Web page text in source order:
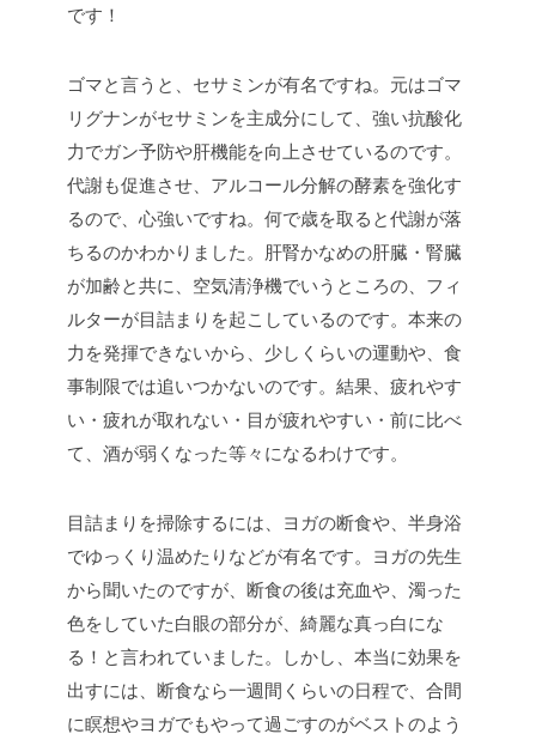
です！
ゴマと言うと、セサミンが有名ですね。元はゴマ
リグナンがセサミンを主成分にして、強い抗酸化
力でガン予防や肝機能を向上させているのです。
代謝も促進させ、アルコール分解の酵素を強化す
るので、心強いですね。何で歳を取ると代謝が落
ちるのかわかりました。肝腎かなめの肝臓・腎臓
が加齢と共に、空気清浄機でいうところの、フィ
ルターが目詰まりを起こしているのです。本来の
力を発揮できないから、少しくらいの運動や、食
事制限では追いつかないのです。結果、疲れやす
い・疲れが取れない・目が疲れやすい・前に比べ
て、酒が弱くなった等々になるわけです。
目詰まりを掃除するには、ヨガの断食や、半身浴
でゆっくり温めたりなどが有名です。ヨガの先生
から聞いたのですが、断食の後は充血や、濁った
色をしていた白眼の部分が、綺麗な真っ白にな
る！と言われていました。しかし、本当に効果を
出すには、断食なら一週間くらいの日程で、合間
に瞑想やヨガでもやって過ごすのがベストのよう